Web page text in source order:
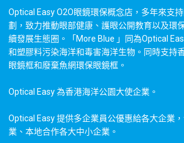
Optical Easy O2O眼鏡環保概念店，多年來支
劃，致力推動眼部健康、護眼公開教育以及環
續發展生態圈。「More Blue 」同為Optical
和塑膠料污染海洋和毒害海洋生物。同時支持
眼鏡框和廢棄魚網環保眼鏡框。
Optical Easy 為香港海洋公園大使企業。
Optical Easy 提供多企業員公優惠給各大企業
業、本地合作各大中小企業。